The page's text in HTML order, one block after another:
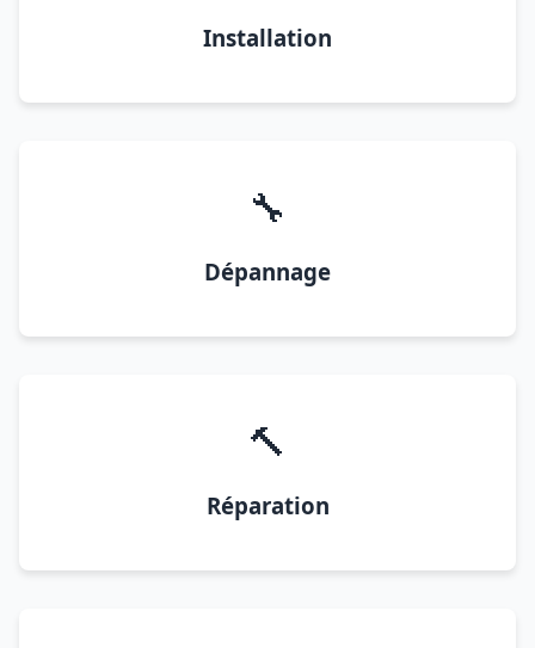
Installation
🔧
Dépannage
🔨
Réparation